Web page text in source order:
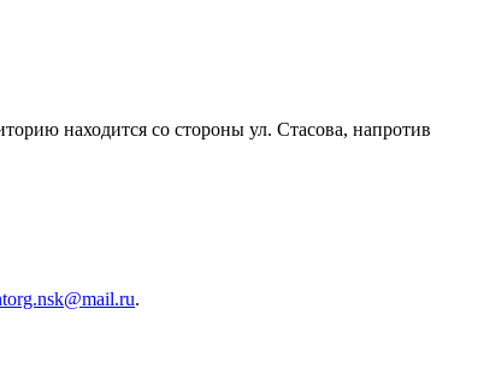
находится со стороны ул. Стасова, напротив
.